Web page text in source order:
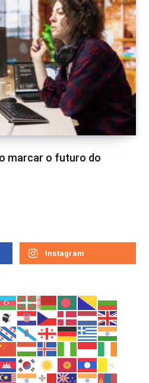
marcar o futuro do
Instagram